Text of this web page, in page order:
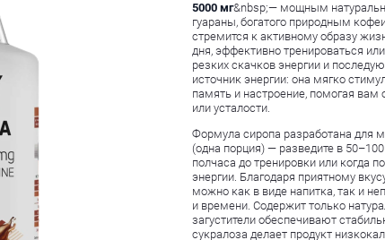
5000 мг&nbsp;— мощным
гуараны, богатого природным
стремится к активному образу
дня, эффективно тренироваться
резких скачков энергии и
источник энергии: она мягко
память и настроение, помогая вам
или усталости.
Формула сиропа разработана для
(одна порция) — разведите в
полчаса до тренировки или когда
энергии. Благодаря приятному
можно как в виде напитка, так и
и времени. Содержит только
загустители обеспечивают
сукралоза делает продукт